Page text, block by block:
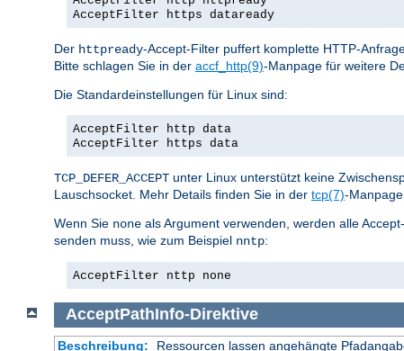
AcceptFilter https dataready
Der httpready-Accept-Filter puffert komplette HTTP-
Bitte schlagen Sie in der accf_http(9)-Manpage für weitere
Die Standardeinstellungen für Linux sind:
AcceptFilter http data
AcceptFilter https data
TCP_DEFER_ACCEPT unter Linux unterstützt keine
Lauschsocket. Mehr Details finden Sie in der tcp(7)-
Wenn Sie none als Argument verwenden, werden alle
senden muss, wie zum Beispiel nntp:
AcceptFilter nttp none
AcceptPathInfo-Direktive
Beschreibung:
Ressourcen lassen angehängte